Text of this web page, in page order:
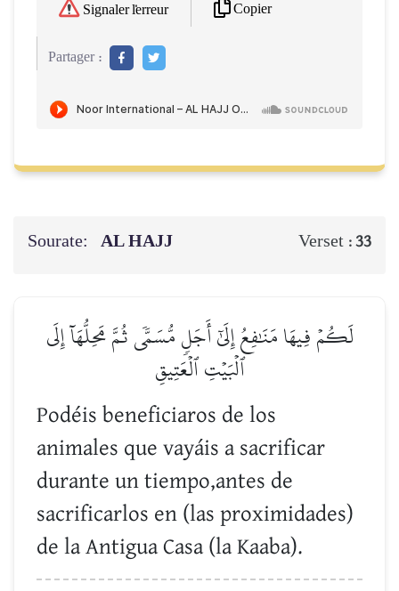
Signaler l'erreur Copier
Partager :
Sourate: AL HAJJ Verset :33
لَكُمۡ فِيهَا مَنَٰفِعُ إِلَىٰٓ أَجَلٖ مُّسَمّٗى ثُمَّ مَحِلُّهَآ إِلَى
ٱلۡبَيۡتِ ٱلۡعَتِيقِ
Podéis beneficiaros de los
animales que vayáis a sacrificar
durante un tiempo,antes de
sacrificarlos en (las proximidades)
de la Antigua Casa (la Kaaba).